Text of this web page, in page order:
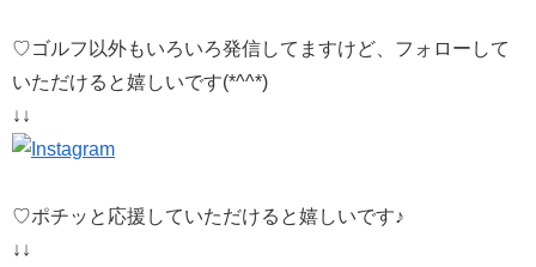
♡ゴルフ以外もいろいろ発信してますけど、フォローして
いただけると嬉しいです(*^^*)
↓↓
♡ポチッと応援していただけると嬉しいです♪
↓↓